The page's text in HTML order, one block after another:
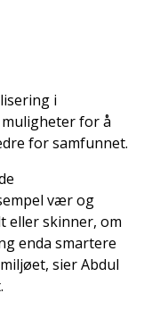
i
for å
for samfunnet.
vær og
eller skinner, om
enda smartere
sier Abdul